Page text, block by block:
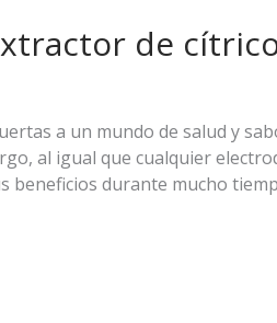
de
a un mundo de salud y
al igual que cualquier
durante mucho